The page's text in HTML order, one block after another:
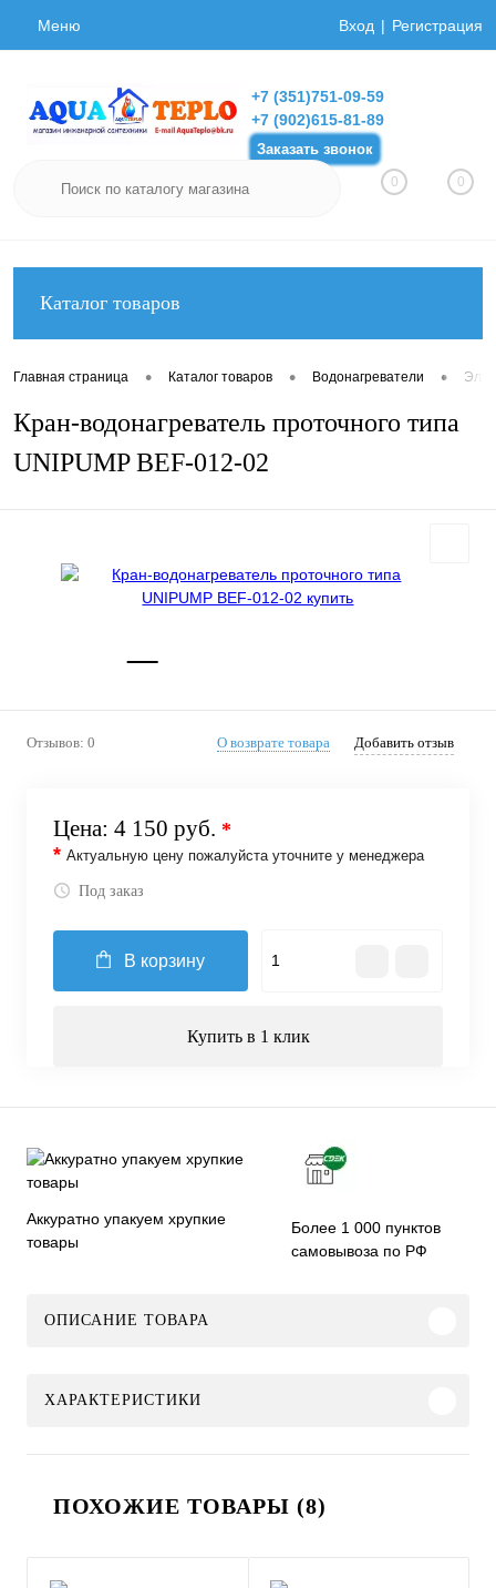
Меню Вход Регистрация
+7 (351)751-09-59
+7 (902)615-81-89
Заказать звонок
0 0
Каталог товаров
Главная страница • Каталог товаров • Водонагреватели •
Кран-водонагреватель проточного типа
UNIPUMP BEF-012-02
Отзывов: 0 О возврате товара Добавить отзыв
Цена: 4 150 руб. *
* Актуальную цену пожалуйста уточните у менеджера
Под заказ
В корзину
Купить в 1 клик
Аккуратно упакуем хрупкие
товары
Более 1 000 пунктов
самовывоза по РФ
ОПИСАНИЕ ТОВАРА
ХАРАКТЕРИСТИКИ
ПОХОЖИЕ ТОВАРЫ (8)